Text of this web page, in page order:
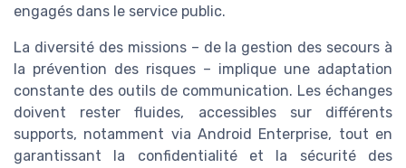
engagés dans le service public.
La diversité des missions – de la gestion des secours à
la prévention des risques – implique une adaptation
constante des outils de communication. Les échanges
doivent rester fluides, accessibles sur différents
supports, notamment via Android Enterprise, tout en
garantissant la confidentialité et la sécurité des